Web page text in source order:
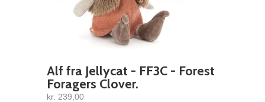
Alf fra Jellycat - FF3C - Forest
Foragers Clover.
kr. 239,00